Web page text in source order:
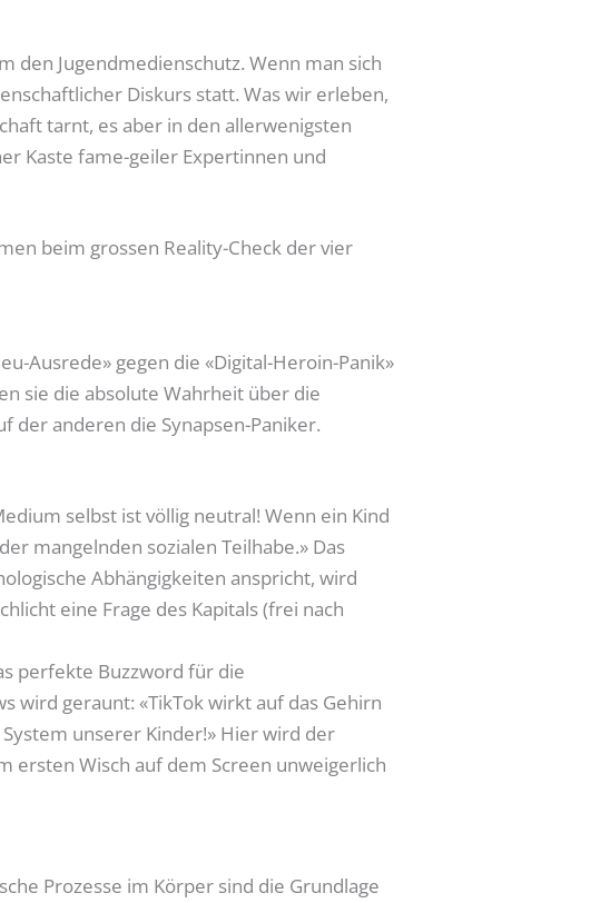
den Jugendmedienschutz. Wenn man sich
Diskurs statt. Was wir erleben,
tarnt, es aber in den allerwenigsten
Kaste fame-geiler Expertinnen und
beim grossen Reality-Check der vier
Ausrede» gegen die «Digital-Heroin-Panik»
sie die absolute Wahrheit über die
der anderen die Synapsen-Paniker.
selbst ist völlig neutral! Wenn ein Kind
mangelnden sozialen Teilhabe.» Das
Abhängigkeiten anspricht, wird
eine Frage des Kapitals (frei nach
perfekte Buzzword für die
wird geraunt: «TikTok wirkt auf das Gehirn
unserer Kinder!» Hier wird der
ersten Wisch auf dem Screen unweigerlich
Prozesse im Körper sind die Grundlage